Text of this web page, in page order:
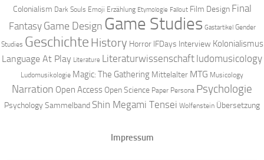
Colonialism Dark Souls Emoji Erzählung Etymologie Fallout Film Design Final
Fantasy Game Design Game Studies Gastartikel Gender
Studies Geschichte History Horror IFDays Interview Kolonialismus
Language At Play Literature Literaturwissenschaft ludomusicology
Ludomusikologie Magic: The Gathering Mittelalter MTG Musicology
Narration Open Access Open Science Paper Persona Psychologie
PsychologySammelband Shin Megami Tensei Wolfenstein Übersetzung
Impressum